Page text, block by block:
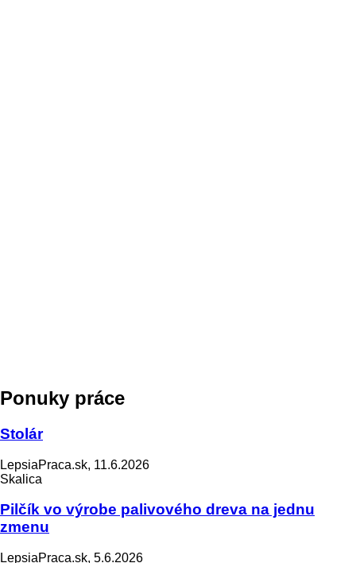
Ponuky práce
Stolár
LepsiaPraca.sk, 11.6.2026
Skalica
Pilčík vo výrobe palivového dreva na jednu
zmenu
LepsiaPraca.sk, 5.6.2026